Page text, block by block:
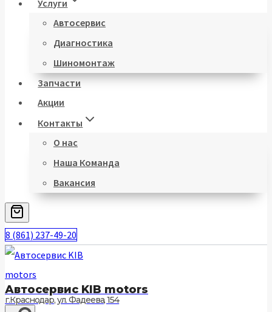
Услуги
Автосервис
Диагностика
Шиномонтаж
Запчасти
Акции
Контакты
О нас
Наша Команда
Вакансия
8 (861) 237-49-20
Автосервис KIB motors
г.Краснодар, ул. Фадеева, 154